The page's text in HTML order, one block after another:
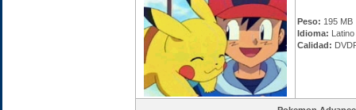
Peso: 195 MB
Idioma: Latino
Calidad: